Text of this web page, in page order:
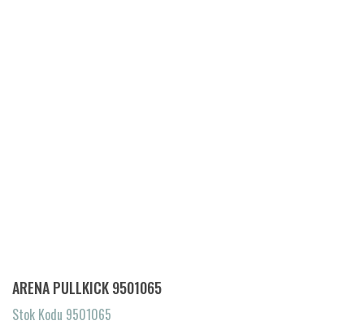
ARENA PULLKICK 9501065
Stok Kodu 9501065